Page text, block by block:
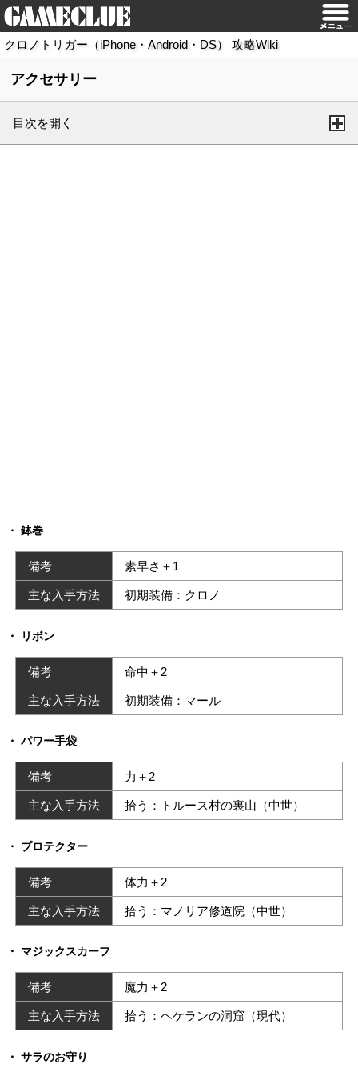
クロノトリガー（iPhone・Android・DS） 攻略Wiki
アクセサリー
目次を開く
鉢巻
備考 素早さ＋1
主な入手方法 初期装備：クロノ
リボン
備考 命中＋2
主な入手方法 初期装備：マール
パワー手袋
備考 力＋2
主な入手方法 拾う：トルース村の裏山（中世）
プロテクター
備考 体力＋2
主な入手方法 拾う：マノリア修道院（中世）
マジックスカーフ
備考 魔力＋2
主な入手方法 拾う：ヘケランの洞窟（現代）
サラのお守り